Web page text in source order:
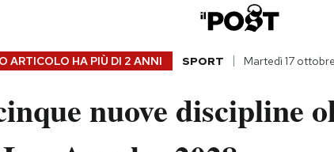
ARTICOLO HA PIÙ DI 2 ANNI SPORT Martedì 17
nuove discipline